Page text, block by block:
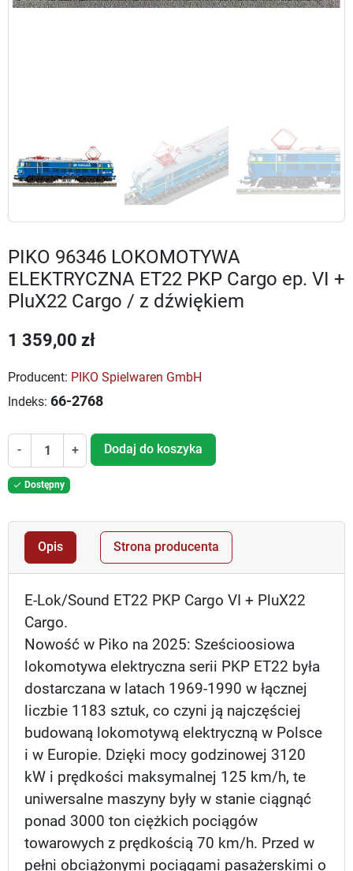
PIKO 96346 LOKOMOTYWA
ELEKTRYCZNA ET22 PKP Cargo ep. VI +
PluX22 Cargo / z dźwiękiem
1 359,00 zł
Producent: PIKO Spielwaren GmbH
Indeks: 66-2768
- + Dodaj do koszyka
 Dostępny
Opis Strona producenta
E-Lok/Sound ET22 PKP Cargo VI + PluX22
Cargo.
Nowość w Piko na 2025: Sześcioosiowa
lokomotywa elektryczna serii PKP ET22 była
dostarczana w latach 1969-1990 w łącznej
liczbie 1183 sztuk, co czyni ją najczęściej
budowaną lokomotywą elektryczną w Polsce
i w Europie. Dzięki mocy godzinowej 3120
kW i prędkości maksymalnej 125 km/h, te
uniwersalne maszyny były w stanie ciągnąć
ponad 3000 ton ciężkich pociągów
towarowych z prędkością 70 km/h. Przed w
pełni obciążonymi pociągami pasażerskimi o